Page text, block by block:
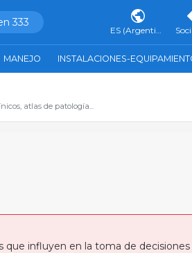
333
ES (Argentina)
MANEJO INSTALACIONES-
atlas de patología...
influyen en la toma de